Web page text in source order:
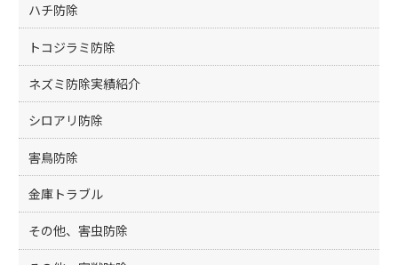
ハチ防除
トコジラミ防除
ネズミ防除実績紹介
シロアリ防除
害鳥防除
金庫トラブル
その他、害虫防除